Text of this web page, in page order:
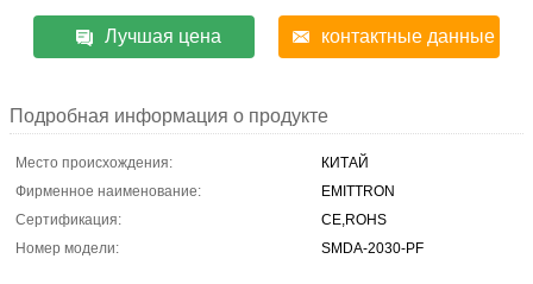
Лучшая цена контактные данные
Подробная информация о продукте
Место происхождения:
КИТАЙ
Фирменное наименование:
EMITTRON
Сертификация:
CE,ROHS
Номер модели:
SMDA-2030-PF